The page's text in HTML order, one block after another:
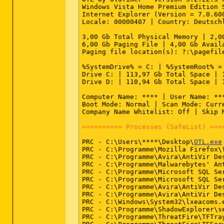
Windows Vista Home Premium
Internet Explorer (Version =
Locale: 00000407 | Country:
3,00 Gb Total Physical Memory |
6,00 Gb Paging File | 4,00 Gb
Paging file location(s):
%SystemDrive% = C: |
Drive C: | 113,97 Gb Total Space |
Drive D: | 110,94 Gb Total Space |
Computer Name: **** | User Name:
Boot Mode: Normal | Scan Mode:
Company Name Whitelist: Off |
========== Processes (SafeList)
PRC - C:\Users\****\Desktop\OTL.exe
PRC - C:\Programme\Mozilla
PRC - C:\Programme\Avira\AntiVir
PRC - C:\Programme\Malwarebytes'
PRC - C:\Programme\Microsoft
PRC - C:\Programme\Microsoft SQL
PRC - C:\Programme\Avira\AntiVir
PRC - C:\Programme\Avira\AntiVir
PRC -
PRC -
PRC -